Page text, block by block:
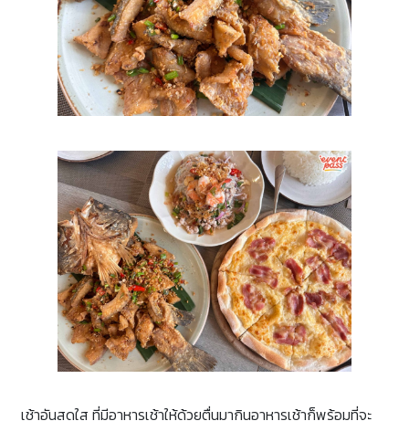
เช้าอันสดใส ที่มีอาหารเช้าให้ด้วยตื่นมากินอาหารเช้าก็พร้อมที่จะ